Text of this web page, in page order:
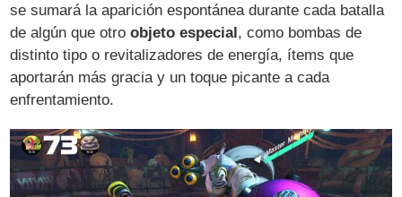
se sumará la aparición espontánea durante cada batalla
de algún que otroobjeto especial, como bombas de
distinto tipo o revitalizadores de energía, ítems que
aportarán más gracia y un toque picante a cada
enfrentamiento.